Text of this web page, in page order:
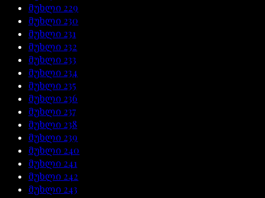
მუხლი 229
მუხლი 230
მუხლი 231
მუხლი 232
მუხლი 233
მუხლი 234
მუხლი 235
მუხლი 236
მუხლი 237
მუხლი 238
მუხლი 239
მუხლი 240
მუხლი 241
მუხლი 242
მუხლი 243